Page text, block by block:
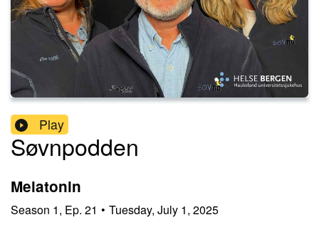
Play
Søvnpodden
Melatonin
Season 1, Ep. 21 • Tuesday, July 1, 2025